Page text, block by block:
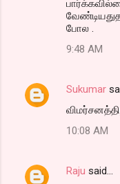
s
போல .
9:48 AM
Sukumar
10:08 AM
Raju said…